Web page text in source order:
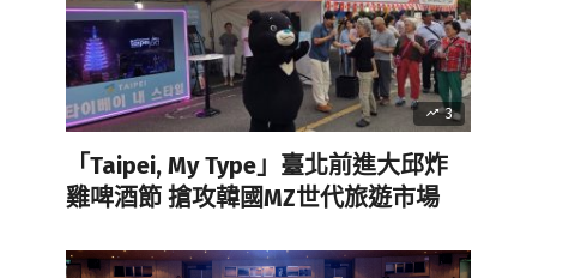
3
「Taipei, My Type」臺北前進大邱炸
雞啤酒節 搶攻韓國MZ世代旅遊市場